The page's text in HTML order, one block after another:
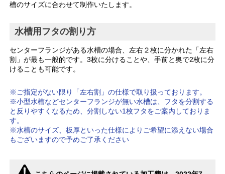
槽のサイズに合わせて制作いたします。
水槽用フタの割り方
センターフランジがある水槽の場合、左右２枚に分かれた「左右
割」が最も一般的です。3枚に分けることや、手前と奥で2枚に分
けることも可能です。
※ご指定がない限り「左右割」の仕様で取り扱っております。
※小型水槽などセンターフランジが無い水槽は、フタを分割する
と反りやすくなるため、分割しない1枚フタをご案内しておりま
す。
※水槽のサイズ、板厚といった仕様によりご希望に添えない場合
もございますので予めご了承ください